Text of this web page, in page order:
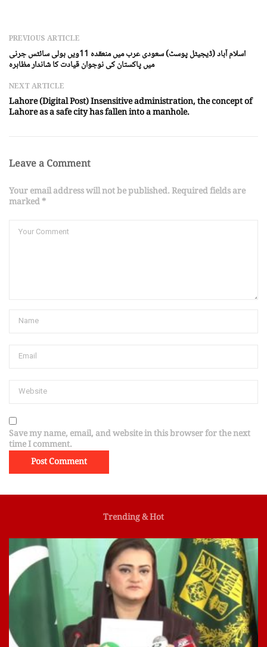
PREVIOUS ARTICLE
اسلام آباد (ڈیجیٹل پوسٹ) سعودی عرب میں منعقدہ 11ویں ہولی سائٹس جرنی
میں پاکستان کی نوجوان قیادت کا شاندار مظاہرہ
NEXT ARTICLE
Lahore (Digital Post) Insensitive administration, the concept of
Lahore as a safe city has fallen into a manhole.
Leave a Comment
Your email address will not be published. Required fields are
marked *
Save my name, email, and website in this browser for the next
time I comment.
Trending & Hot